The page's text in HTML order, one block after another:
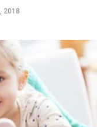
2018